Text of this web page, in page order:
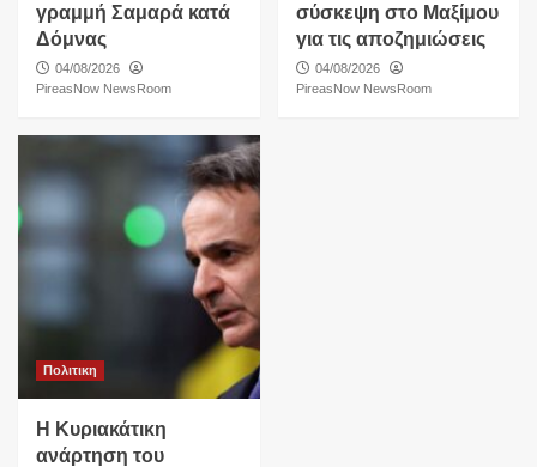
γραμμή Σαμαρά κατά
Δόμνας
04/08/2026
PireasNow NewsRoom
σύσκεψη στο Μαξίμου
για τις αποζημιώσεις
04/08/2026
PireasNow NewsRoom
Πολιτικη
Η Κυριακάτικη
ανάρτηση του